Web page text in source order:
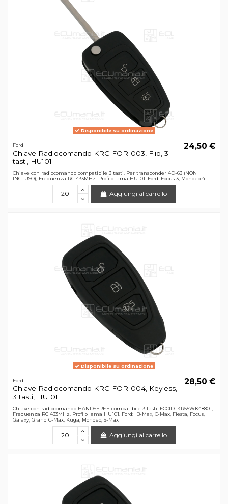
Disponibile su ordinazione
Ford
Chiave Radiocomando KRC-FOR-003, Flip, 3
tasti, HU101
24,50 €
Chiave con radiocomando compatibile 3 tasti. Per transponder 4D-63 (NON
INCLUSO), Frequenza RC 433MHz. Profilo lama HU101. Ford: Focus 3, Mondeo 4
Aggiungi al carrello
Disponibile su ordinazione
Ford
Chiave Radiocomando KRC-FOR-004, Keyless,
3 tasti, HU101
28,50 €
Chiave con radiocomando HANDSFREE compatibile 3 tasti. FCCID: KR55WK48801,
Frequenza RC 433MHz. Profilo lama HU101. Ford: B-Max, C-Max, Fiesta, Focus,
Galaxy, Grand C-Max, Kuga, Mondeo, S-Max
Aggiungi al carrello